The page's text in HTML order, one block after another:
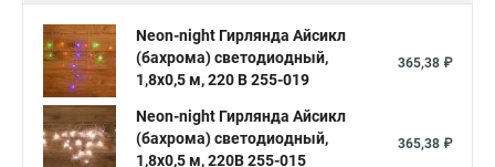
Neon-night Гирлянда Айсикл
(бахрома) светодиодный,
1,8х0,5 м, 220 В 255-019
365,38 ₽
Neon-night Гирлянда Айсикл
(бахрома) светодиодный,
1,8х0,5 м, 220В 255-015
365,38 ₽